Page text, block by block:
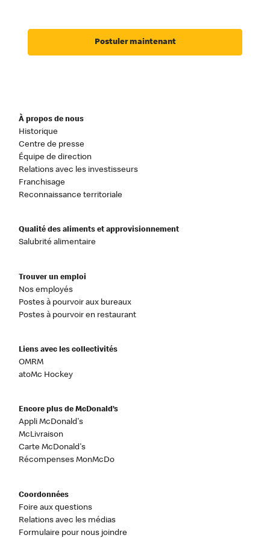
Postuler maintenant
À propos de nous
Historique
Centre de presse
Équipe de direction
Relations avec les investisseurs
Franchisage
Reconnaissance territoriale
Qualité des aliments et approvisionnement
Salubrité alimentaire
Trouver un emploi
Nos employés
Postes à pourvoir aux bureaux
Postes à pourvoir en restaurant
Liens avec les collectivités
OMRM
atoMc Hockey
Encore plus de McDonald’s
Appli McDonald's
McLivraison
Carte McDonald's
Récompenses MonMcDo
Coordonnées
Foire aux questions
Relations avec les médias
Formulaire pour nous joindre